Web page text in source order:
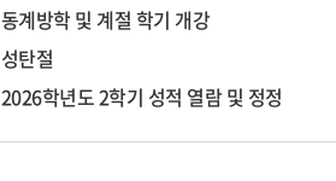
동계방학 및 계절 학기 개강
성탄절
2026학년도 2학기 성적 열람 및 정정